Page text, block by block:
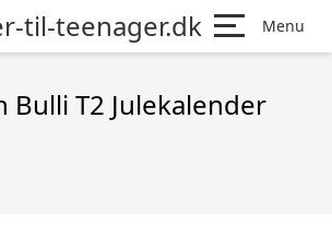
til-teenager.dk Menu
Bulli T2 Julekalender